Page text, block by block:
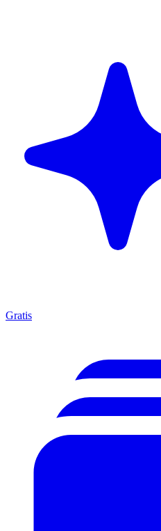
Gratis